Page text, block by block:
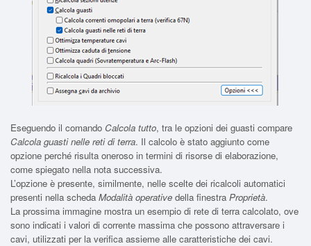
Eseguendo il comando Calcola tutto, tra le opzioni dei guasti compare
Calcola guasti nelle reti di terra. Il calcolo è stato aggiunto come
opzione perché risulta oneroso in termini di risorse di elaborazione,
come spiegato nella nota successiva.
L’opzione è presente, similmente, nelle scelte dei ricalcoli automatici
presenti nella scheda Modalità operative della finestra Proprietà.
La prossima immagine mostra un esempio di rete di terra calcolato, ove
sono indicati i valori di corrente massima che possono attraversare i
cavi, utilizzati per la verifica assieme alle caratteristiche dei cavi.